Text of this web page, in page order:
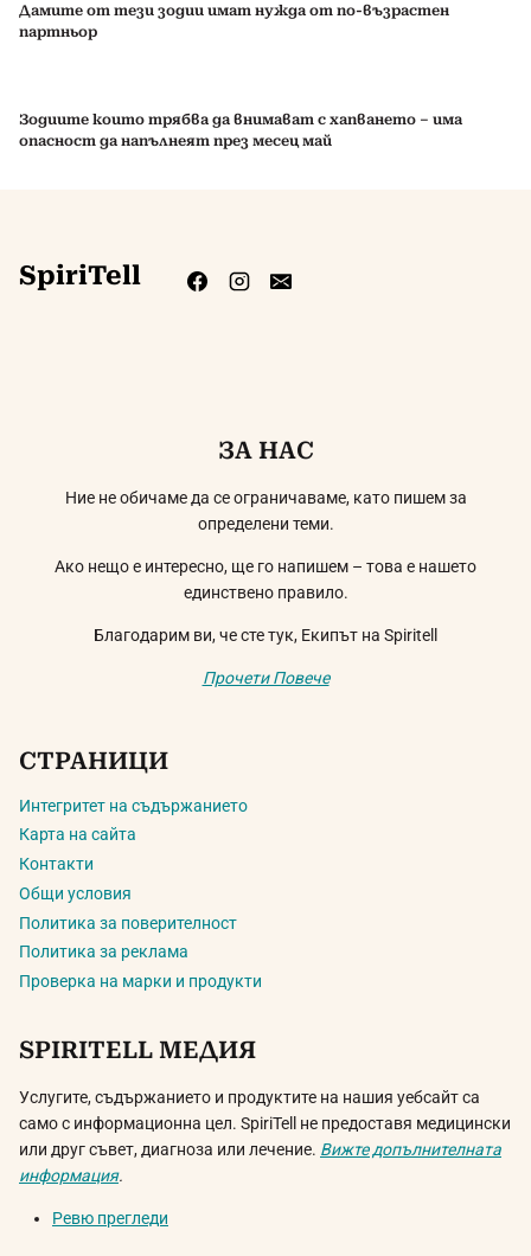
Дамите от тези зодии имат нужда от по-възрастен
партньор
Зодиите които трябва да внимават с хапването – има
опасност да напълнеят през месец май
SpiriTell
ЗА НАС
Ние не обичаме да се ограничаваме, като пишем за
определени теми.
Ако нещо е интересно, ще го напишем – това е нашето
единствено правило.
Благодарим ви, че сте тук, Екипът на Spiritell
Прочети Повече
СТРАНИЦИ
Интегритет на съдържанието
Карта на сайта
Контакти
Общи условия
Политика за поверителност
Политика за реклама
Проверка на марки и продукти
SPIRITELL МЕДИЯ
Услугите, съдържанието и продуктите на нашия уебсайт са
само с информационна цел. SpiriTell не предоставя медицински
или друг съвет, диагноза или лечение. Вижте допълнителната
информация.
Ревю прегледи